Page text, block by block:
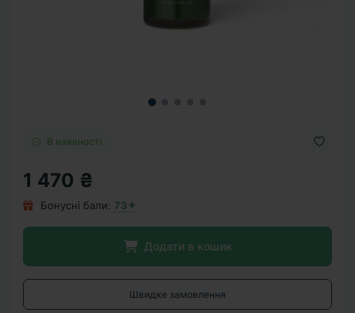
В наявності
1 470 ₴
Бонусні бали: 73✦
Додати в кошик
Швидке замовлення